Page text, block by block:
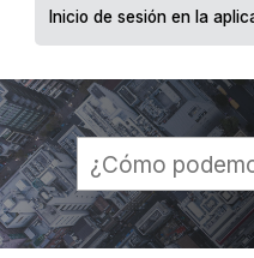
Inicio de sesión en la